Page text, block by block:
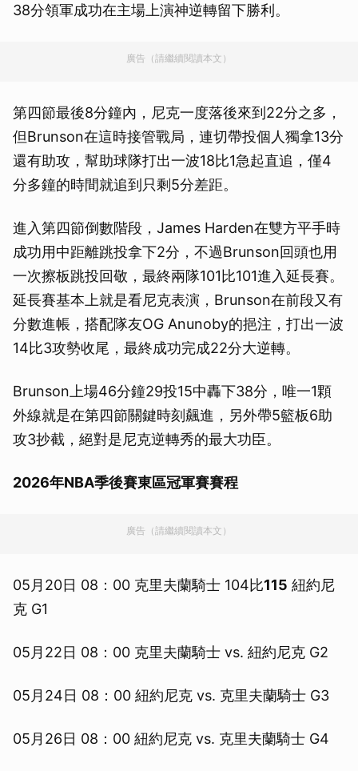
38分領軍成功在主場上演神逆轉留下勝利。
廣告（請繼續閱讀本文）
第四節最後8分鐘內，尼克一度落後來到22分之多，
但Brunson在這時接管戰局，連切帶投個人獨拿13分
還有助攻，幫助球隊打出一波18比1急起直追，僅4
分多鐘的時間就追到只剩5分差距。
進入第四節倒數階段，James Harden在雙方平手時
成功用中距離跳投拿下2分，不過Brunson回頭也用
一次擦板跳投回敬，最終兩隊101比101進入延長賽。
延長賽基本上就是看尼克表演，Brunson在前段又有
分數進帳，搭配隊友OG Anunoby的挹注，打出一波
14比3攻勢收尾，最終成功完成22分大逆轉。
Brunson上場46分鐘29投15中轟下38分，唯一1顆
外線就是在第四節關鍵時刻飆進，另外帶5籃板6助
攻3抄截，絕對是尼克逆轉秀的最大功臣。
2026年NBA季後賽東區冠軍賽賽程
廣告（請繼續閱讀本文）
05月20日 08：00 克里夫蘭騎士 104比115 紐約尼
克 G1
05月22日 08：00 克里夫蘭騎士 vs. 紐約尼克 G2
05月24日 08：00 紐約尼克 vs. 克里夫蘭騎士 G3
05月26日 08：00 紐約尼克 vs. 克里夫蘭騎士 G4